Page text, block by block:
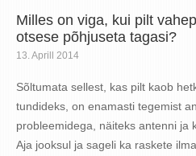
Milles on viga, kui pilt
otsese põhjuseta tagasi?
13. Aprill 2014
Sõltumata sellest, kas pilt kaob
tundideks, on enamasti tegemist
probleemidega, näiteks antenni ja
Aja jooksul ja sageli ka raskete